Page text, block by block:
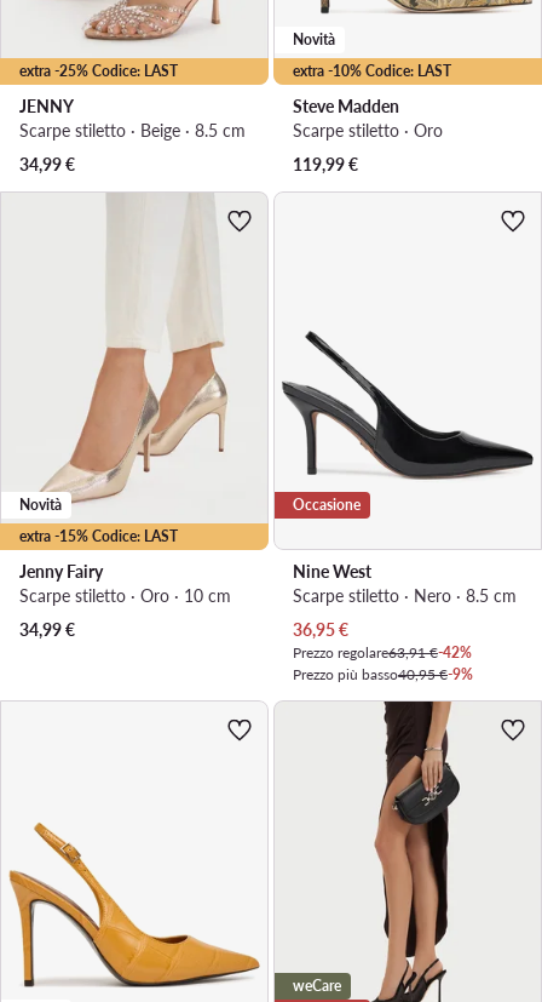
extra -25% Codice: LAST
JENNY
Scarpe stiletto · Beige · 8.5 cm
34,99€
extra -10% Codice: LAST
Novità
Steve Madden
Scarpe stiletto · Oro
119,99€
extra -15% Codice: LAST
Novità
Jenny Fairy
Scarpe stiletto · Oro · 10 cm
34,99€
Occasione
Nine West
Scarpe stiletto · Nero · 8.5 cm
Prezzo attuale
36,95€
Prezzo regolare63,91 €-42%
Prezzo più basso40,95 €-9%
weCare